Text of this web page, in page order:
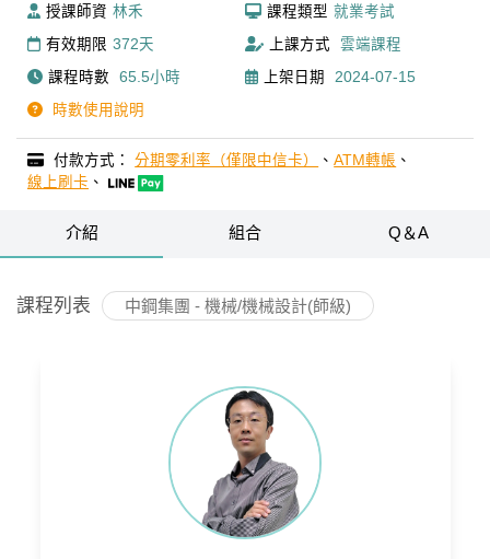
授課師資 林禾 課程類型 就業考試
有效期限 372天 上課方式
雲端課程
課程時數
65.5小時 上架日期
2024-07-15
時數使用說明
付款方式：分期零利率（僅限中信卡） 、ATM轉帳 、
線上刷卡 、
介紹 組合 Q＆A
課程列表 中鋼集團 - 機械/機械設計(師級)